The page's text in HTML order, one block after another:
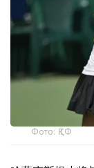
Фото: ҚТФ